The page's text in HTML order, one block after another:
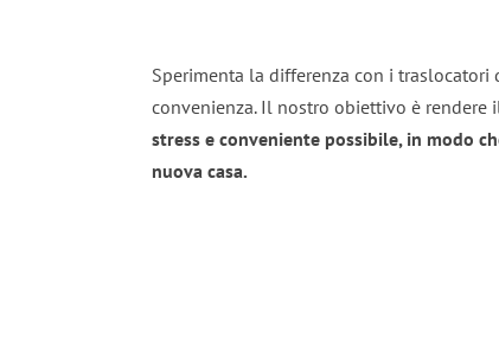
Sperimenta la differenza con i
convenienza. Il nostro obiettivo è rendere
stress e conveniente possibile, in modo
nuova casa.